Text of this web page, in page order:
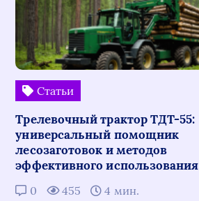
Статьи
Трелевочный трактор ТДТ-55:
универсальный помощник
лесозаготовок и методов
эффективного использования
0 455 4 мин.